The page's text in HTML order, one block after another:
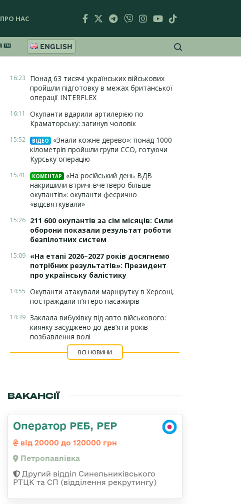
ПРО НАС
ENGLISH
16:23
Понад 63 тисячі українських військових
пройшли підготовку в межах британської
операції INTERFLEX
16:11
Окупанти вдарили артилерією по
Краматорську: загинув чоловік
15:52 ВІДЕО
«Знали кожне дерево»: понад 1000
кілометрів пройшли групи ССО, готуючи
Курську операцію
15:41 КОМЕНТАР
«На російський день ВДВ
накришили втричі-вчетверо більше
окупантів»: окупанти феєрично
«відсвяткували»
15:26 211 600 окупантів за сім місяців: Сили
оборони показали результат роботи
безпілотних систем
15:09 «На етапі 2026–2027 років досягнемо
потрібних результатів»: Президент
про українську балістику
14:55 Окупанти атакували маршрутку в Херсоні,
постраждали п’ятеро пасажирів
14:39 Заклала вибухівку під авто військового:
киянку засуджено до дев’яти років
позбавлення волі
ВСІ НОВИНИ
ВАКАНСІЇ
Оператор РЕБ, РЕР
від 20000 до 120000 грн
Петропавлівка
Другий відділ Синельниківського
РТЦК та СП (відділення рекрутингу)